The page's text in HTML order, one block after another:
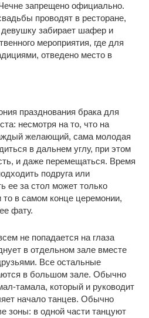
запрещено официально.
проводят в ресторане,
девушку забирает шафер и
мероприятия, где для
отведено место в
празднования брака для
несмотря на то, что на
желающий, сама молодая
в дальнем углу, при этом
и даже перемещаться. Время
подруга или
ее за стол может только
то в самом конце церемонии,
фату.
не попадается на глаза
в отдельном зале вместе
Все остальные
в большом зале. Обычно
тамала, который и руководит
начало танцев. Обычно
зоны: в одной части танцуют